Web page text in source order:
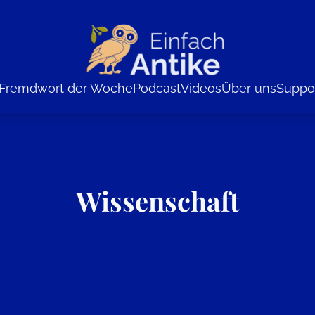
Fremdwort der WochePodcastVideosÜber uns
Wissenschaft